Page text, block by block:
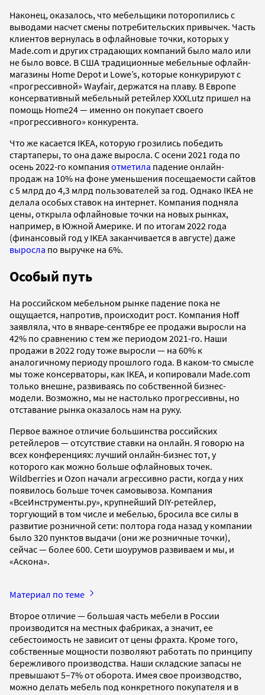
Наконец, оказалось, что мебельщики поторопились с
выводами насчет смены потребительских привычек. Часть
клиентов вернулась в офлайновые точки, которых у
Made.com и других страдающих компаний было мало или
не было вовсе. В США традиционные мебельные офлайн-
магазины Home Depot и Lowe’s, которые конкурируют с
«прогрессивной» Wayfair, держатся на плаву. В Европе
консервативный мебельный ретейлер XXXLutz пришел на
помощь Home24 — именно он покупает своего
«прогрессивного» конкурента.
Что же касается IKEA, которую грозились победить
стартаперы, то она даже выросла. С осени 2021 года по
осень 2022-го компания отметила падение онлайн-
продаж на 10% на фоне уменьшения посещаемости сайтов
с 5 млрд до 4,3 млрд пользователей за год. Однако IKEA не
делала особых ставок на интернет. Компания подняла
цены, открыла офлайновые точки на новых рынках,
например, в Южной Америке. И по итогам 2022 года
(финансовый год у IKEA заканчивается в августе) даже
выросла по выручке на 6%.
Особый путь
На российском мебельном рынке падение пока не
ощущается, напротив, происходит рост. Компания Hoff
заявляла, что в январе-сентябре ее продажи выросли на
42% по сравнению с тем же периодом 2021-го. Наши
продажи в 2022 году тоже выросли — на 60% к
аналогичному периоду прошлого года. В каком-то смысле
мы тоже консерваторы, как IKEA, и копировали Made.com
только внешне, развиваясь по собственной бизнес-
модели. Возможно, мы не настолько прогрессивны, но
отставание рынка оказалось нам на руку.
Первое важное отличие большинства российских
ретейлеров — отсутствие ставки на онлайн. Я говорю на
всех конференциях: лучший онлайн-бизнес тот, у
которого как можно больше офлайновых точек.
Wildberries и Ozon начали агрессивно расти, когда у них
появилось больше точек самовывоза. Компания
«ВсеИнструменты.ру», крупнейший DIY-ретейлер,
торгующий в том числе и мебелью, бросила все силы в
развитие розничной сети: полтора года назад у компании
было 320 пунктов выдачи (они же розничные точки),
сейчас — более 600. Сети шоурумов развиваем и мы, и
«Аскона».
Материал по теме
Второе отличие — большая часть мебели в России
производится на местных фабриках, а значит, ее
себестоимость не зависит от цены фрахта. Кроме того,
собственные мощности позволяют работать по принципу
бережливого производства. Наши складские запасы не
превышают 5–7% от оборота. Имея свое производство,
можно делать мебель под конкретного покупателя и в